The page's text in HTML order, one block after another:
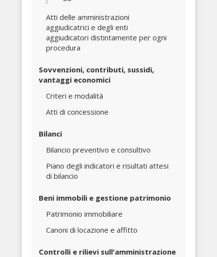
Atti delle amministrazioni
aggiudicatrici e degli enti
aggiudicatori distintamente per ogni
procedura
Sovvenzioni, contributi, sussidi,
vantaggi economici
Criteri e modalità
Atti di concessione
Bilanci
Bilancio preventivo e consultivo
Piano degli indicatori e risultati attesi
di bilancio
Beni immobili e gestione patrimonio
Patrimonio immobiliare
Canoni di locazione e affitto
Controlli e rilievi sull'amministrazione